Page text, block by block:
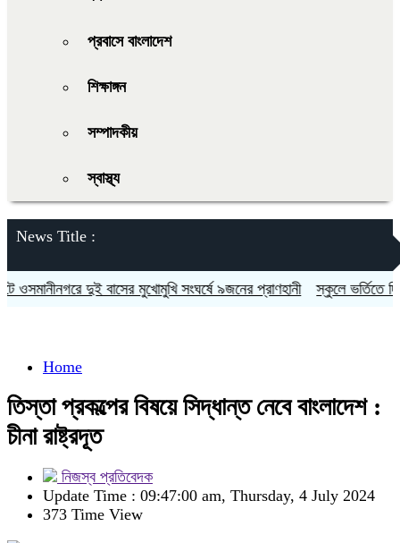
প্রবাসে বাংলাদেশ
শিক্ষাঙ্গন
সম্পাদকীয়
স্বাস্থ্য
News Title :
দুই বাসের মুখোমুখি সংঘর্ষে ৯জনের প্রাণহানী স্কুলে ভর্তিতে
Home
তিস্তা প্রকল্পের বিষয়ে সিদ্ধান্ত নেবে বাংলাদেশ :
চীনা রাষ্ট্রদূত
নিজস্ব প্রতিবেদক
Update Time : 09:47:00 am, Thursday, 4 July 2024
373 Time View